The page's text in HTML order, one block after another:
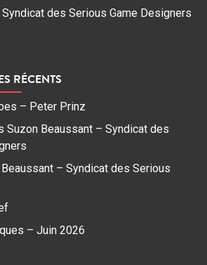
des Serious Game Designers
RÉCENTS
– Peter Prinz
Suzon Beaussant – Syndicat des
– Syndicat des Serious
– Juin 2026